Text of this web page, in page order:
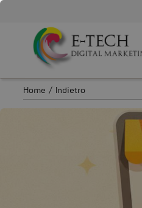
Home / Indietro